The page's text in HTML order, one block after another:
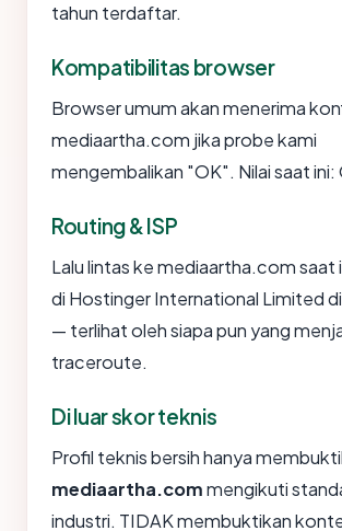
tahun terdaftar.
Kompatibilitas browser
Browser umum akan menerima
mediaartha.com jika probe kami
mengembalikan "OK". Nilai saat ini:
Routing & ISP
Lalu lintas ke mediaartha.com saat
di Hostinger International Limited
— terlihat oleh siapa pun yang
traceroute.
Di luar skor teknis
Profil teknis bersih hanya
mediaartha.commengikuti
industri. TIDAK membuktikan